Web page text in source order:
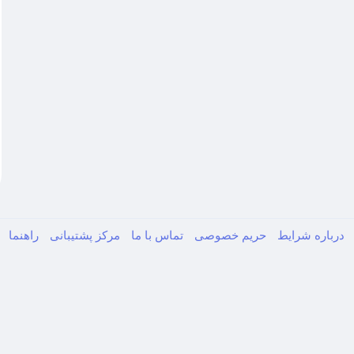
درباره شرایط حریم خصوصی تماس با ما مرکز پشتیبانی راهنما